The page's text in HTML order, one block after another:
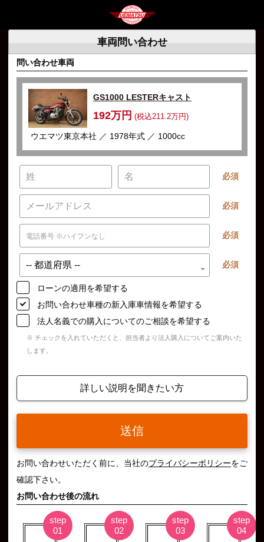
車両問い合わせ
問い合わせ車両
GS1000 LESTERキャスト
192万円 (税込211.2万円)
ウエマツ東京本社 ／ 1978年式 ／ 1000cc
必須
必須
必須
必須
ローンの適用を希望する
お問い合わせ車種の新入庫車情報を希望する
法人名義での購入についてのご相談を希望する
※ チェックを入れていただくと、担当者より法人購入についてご案内いた
します。
詳しい説明を聞きたい方
送信
お問い合わせいただく前に、当社のプライバシーポリシーをご
確認下さい。
お問い合わせ後の流れ